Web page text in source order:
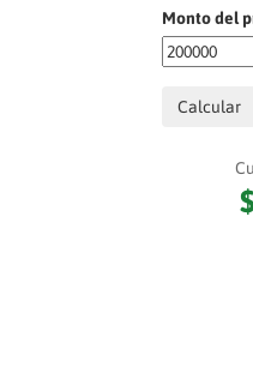
Monto del
Calcular